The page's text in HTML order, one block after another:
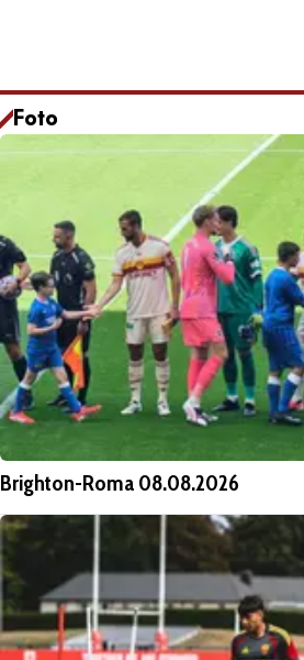
Foto
Brighton-Roma 08.08.2026